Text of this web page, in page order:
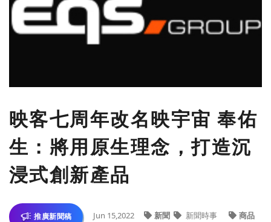
刊登
映客七周年改名映宇宙 奉佑
生：將用原生理念，打造沉
浸式創新產品
推廣新聞稿 Jun 15,2022 新聞 新聞時事 商品